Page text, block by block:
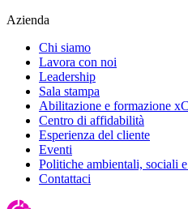
Azienda
Chi siamo
Lavora con noi
Leadership
Sala stampa
Abilitazione e formazione
Centro di affidabilità
Esperienza del cliente
Eventi
Politiche ambientali, sociali
Contattaci